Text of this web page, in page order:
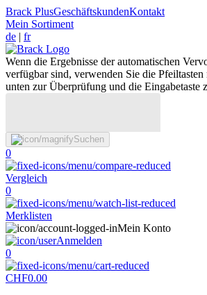
Brack PlusGeschäftskundenKontakt
Mein Sortiment
de | fr
Wenn die Ergebnisse der automatischen
verfügbar sind, verwenden Sie die Pfeiltasten
unten zur Überprüfung und die Eingabetaste
Suchen
0
Vergleich
0
Merklisten
Mein Konto
Anmelden
0
CHF0.00